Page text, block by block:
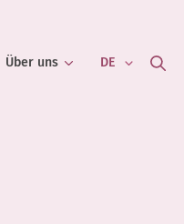
DE
Über uns